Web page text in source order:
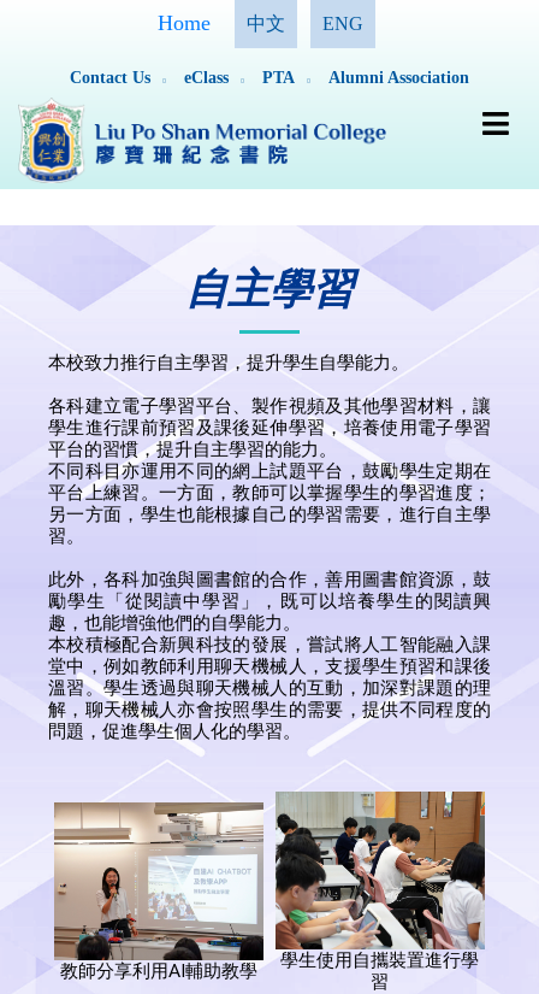
Home 中文 ENG
Contact Us eClass PTA Alumni Association
自主學習
本校致力推行自主學習，提升學生自學能力。
各科建立電子學習平台、製作視頻及其他學習材料，讓
學生進行課前預習及課後延伸學習，培養使用電子學習
平台的習慣，提升自主學習的能力。
不同科目亦運用不同的網上試題平台，鼓勵學生定期在
平台上練習。一方面，教師可以掌握學生的學習進度；
另一方面，學生也能根據自己的學習需要，進行自主學
習。
此外，各科加強與圖書館的合作，善用圖書館資源，鼓
勵學生「從閱讀中學習」，既可以培養學生的閱讀興
趣，也能增強他們的自學能力。
本校積極配合新興科技的發展，嘗試將人工智能融入課
堂中，例如教師利用聊天機械人，支援學生預習和課後
溫習。學生透過與聊天機械人的互動，加深對課題的理
解，聊天機械人亦會按照學生的需要，提供不同程度的
問題，促進學生個人化的學習。
教師分享利用AI輔助教學
學生使用自攜裝置進行學
習